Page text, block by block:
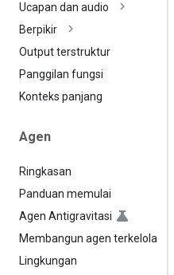
Ucapan dan audio
Berpikir
Output terstruktur
Panggilan fungsi
Konteks panjang
Agen
Ringkasan
Panduan memulai
Agen Antigravitasi
Membangun agen terkelola
Lingkungan